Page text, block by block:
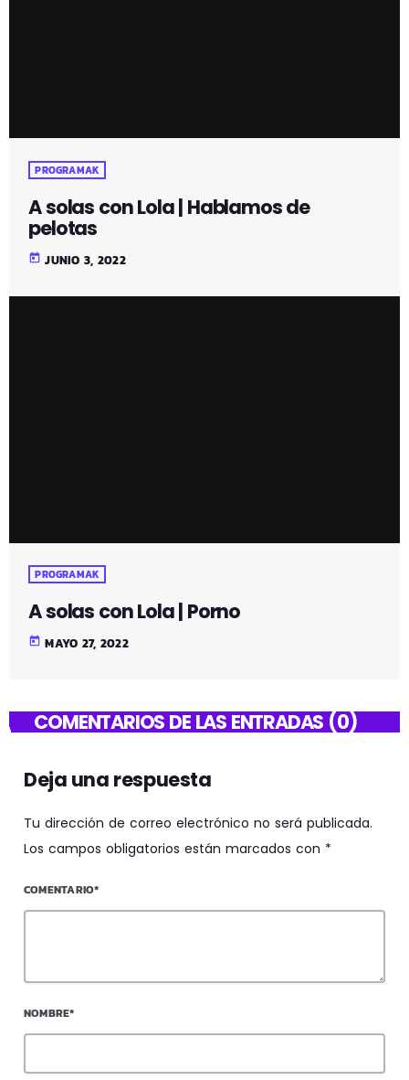
PROGRAMAK
A solas con Lola | Hablamos de
pelotas
today JUNIO 3, 2022
PROGRAMAK
A solas con Lola | Porno
today MAYO 27, 2022
COMENTARIOS DE LAS ENTRADAS (0)
Deja una respuesta
Tu dirección de correo electrónico no será publicada.
Los campos obligatorios están marcados con *
COMENTARIO*
NOMBRE*